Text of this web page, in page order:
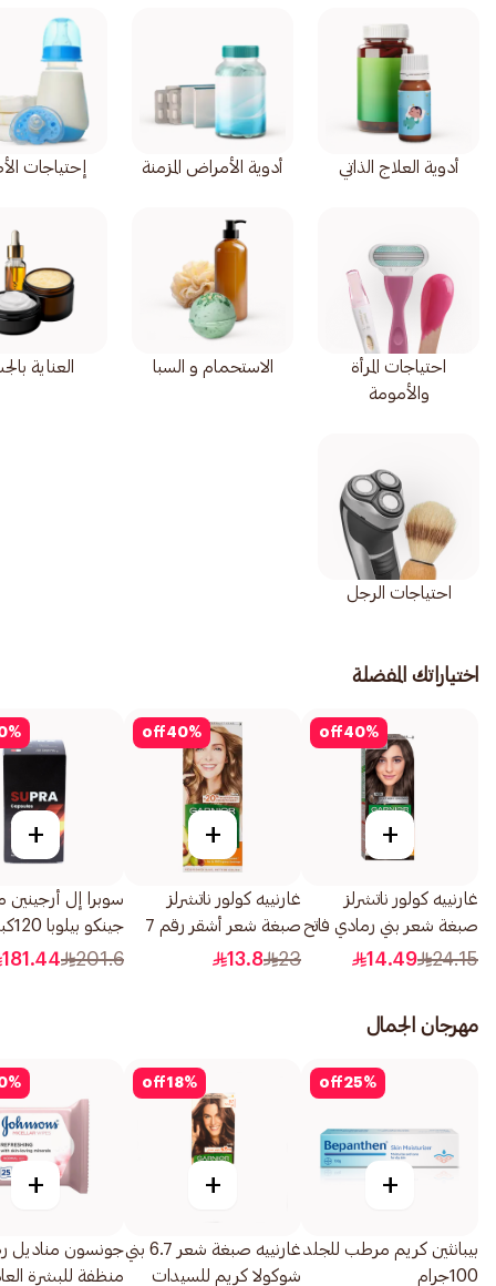
أدوية العلاج الذاتي أدوية الأمراض المزمنة إحتياجات
احتياجات المرأة
والأمومة
الاستحمام و السبا العناية
احتياجات الرجل
اختياراتك المفضلة
40%
off
+
غارنييه كولور ناتشرلز
صبغة شعر بني رمادي فاتح
1قطعة
24.15
14.49
40%
off
+
غارنييه كولور ناتشرلز
صبغة شعر أشقر رقم 7
1قطعة
23
13.8
%
+
سوبرا إل أرجينين
جينكو بيلوبا 120كبسولة
201.6
181.44
مهرجان الجمال
25%
off
+
بيبانثين كريم مرطب للجلد
100جرام
18%
off
+
غارنييه صبغة شعر 6.7 بني
شوكولا كريم للسيدات
%
+
جونسون مناديل
منظفة للبشرة